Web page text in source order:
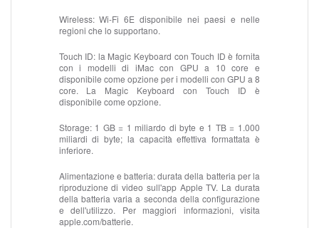
Wireless:Wi-Fi 6E disponibile nei paesi e nelle
regioni che lo supportano.
Touch ID: la Magic Keyboard con Touch ID è fornita
con i modelli di iMac con GPU a 10 core e
disponibile come opzione per i modelli con GPU a 8
core. La Magic Keyboard con Touch ID è
disponibile come opzione.
Storage:1 GB = 1 miliardo di byte e 1 TB = 1.000
miliardi di byte; la capacità effettiva formattata è
inferiore.
Alimentazione e batteria:durata della batteria per la
riproduzione di video sull'app Apple TV. La durata
della batteria varia a seconda della configurazione
e dell'utilizzo. Per maggiori informazioni, visita
apple.com/batterie.